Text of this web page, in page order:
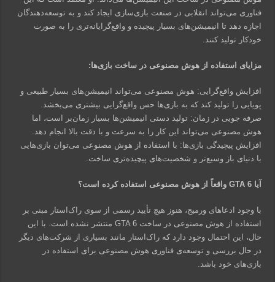
فناوری می‌تواند انقلابی در صنعت بازی‌سازی ایجاد کند و به توسعه‌دهندگان
اجازه دهد تا انیمیشن‌های بسیار پیچیده و واقع‌گرایانه‌تری را به صورت
خودکار تولید کنند.
مزایای استفاده از هوش مصنوعی در ساخت بازی‌ها:
افزایش واقع‌گرایی: هوش مصنوعی می‌تواند انیمیشن‌های بسیار طبیعی و
پویایی را تولید کند که به بازی‌ها حس واقع‌گرایی بیشتری می‌بخشد.
صرفه جویی در زمان: تولید دستی انیمیشن‌ها بسیار زمان‌بر است، اما
هوش مصنوعی می‌تواند این کار را به سرعت و با دقت بالا انجام دهد.
افزایش پیچیدگی بازی‌ها: با استفاده از هوش مصنوعی می‌توان بازی‌هایی
با دنیای باز وسیع‌تر و شخصیت‌های پیچیده‌تری ساخت.
آیا GTA 6 واقعاً از هوش مصنوعی استفاده کرده است؟
با وجود ادعاهای ورمیج، هنوز هیچ تأیید رسمی از سوی راک‌استار مبنی بر
استفاده از هوش مصنوعی در ساخت GTA 6 منتشر نشده است. با این
حال، این احتمال وجود دارد که راک‌استار مانند بسیاری از شرکت‌های دیگر
در حال بررسی و توسعه‌ی فناوری هوش مصنوعی برای استفاده در
بازی‌های خود باشد.